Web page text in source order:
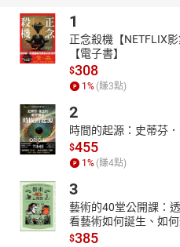
「人物介紹」結合「歷史故事
前因後果，培養孩子綜觀全局的眼
1.黑暗中的點燈人
3.抗丹英雄阿佛烈
4.征服者威廉
5.阿拉伯帝國
6.被罰站的國王
2****從古看今
1則故事＋1篇討論，引導親子
個人如果都堅持自己的信仰，會
1
正念殺機【NETFLIX
【電子書】
$308
1 % (賺3點)
2
時間的起源：史蒂芬
$455
1 % (賺4點)
3
藝術的40堂公開課：
看藝術如何誕生、如
$385